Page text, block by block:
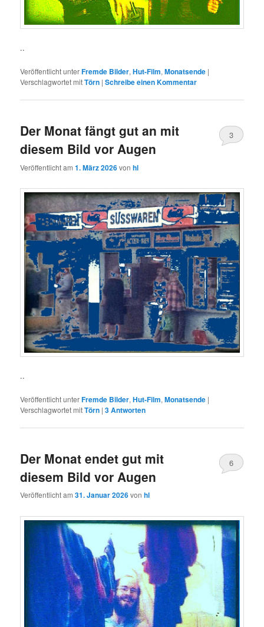
..
Veröffentlicht unterFremde Bilder,Hut-Film,Monatsende |
Verschlagwortet mitTörn |Schreibe einen Kommentar
Der Monat fängt gut an mit
diesem Bild vor Augen
Veröffentlicht am1. März 2026vonhl
3
..
Veröffentlicht unterFremde Bilder,Hut-Film,Monatsende |
Verschlagwortet mitTörn |3Antworten
Der Monat endet gut mit
diesem Bild vor Augen
Veröffentlicht am31. Januar 2026vonhl
6